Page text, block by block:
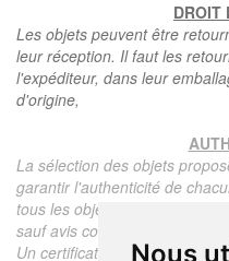
Nous
DROIT
Les objets peuvent être
leur réception. Il faut les
l'expéditeur, dans leur
d'origine,
La sélection des objets
garantir l'authenticité de
tous les objets proposés sont
sauf avis contraire ou
Un certificat d'authenticité de